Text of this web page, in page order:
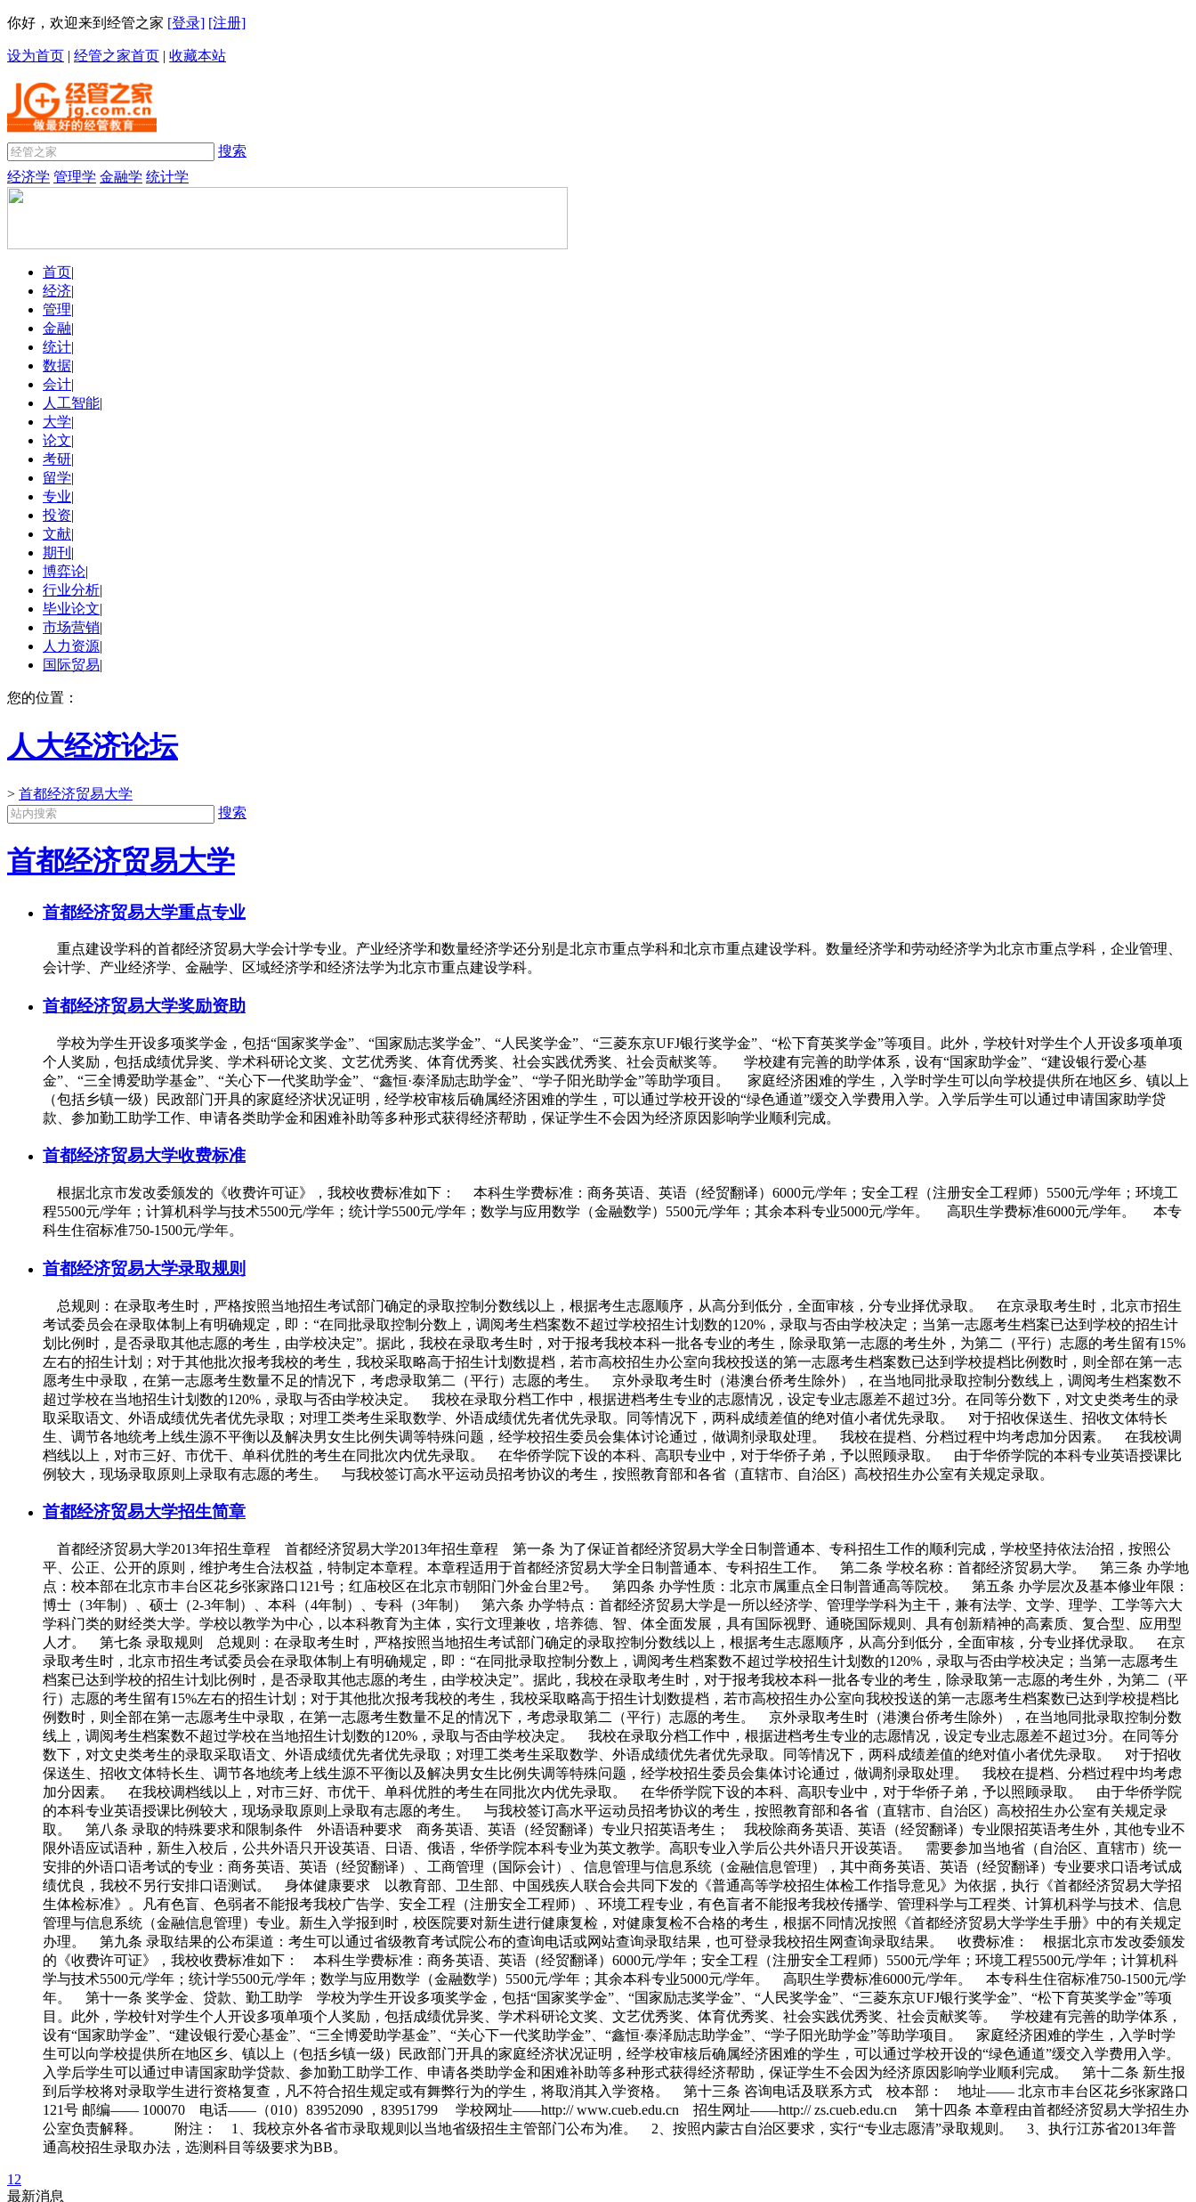
你好，欢迎来到经管之家 [登录] [注册]
设为首页 | 经管之家首页 | 收藏本站
搜索
经济学 管理学 金融学 统计学
首页|
经济|
管理|
金融|
统计|
数据|
会计|
人工智能|
大学|
论文|
考研|
留学|
专业|
投资|
文献|
期刊 |
博弈论|
行业分析|
毕业论文|
市场营销|
人力资源|
国际贸易|
您的位置：
人大经济论坛
> 首都经济贸易大学
搜索
首都经济贸易大学
首都经济贸易大学重点专业
重点建设学科的首都经济贸易大学会计学专业。产业经济学和数量经济学还分别是北京市重点学科和北京市重点建设学科。数量经济学和劳动经济学为北京市重点学科，企业管理、
会计学、产业经济学、金融学、区域经济学和经济法学为北京市重点建设学科。
首都经济贸易大学奖励资助
学校为学生开设多项奖学金，包括“国家奖学金”、“国家励志奖学金”、“人民奖学金”、“三菱东京UFJ银行奖学金”、“松下育英奖学金”等项目。此外，学校针对学生个人开设多项单项
个人奖励，包括成绩优异奖、学术科研论文奖、文艺优秀奖、体育优秀奖、社会实践优秀奖、社会贡献奖等。 学校建有完善的助学体系，设有“国家助学金”、“建设银行爱心基
金”、“三全博爱助学基金”、“关心下一代奖助学金”、“鑫恒·泰泽励志助学金”、“学子阳光助学金”等助学项目。 家庭经济困难的学生，入学时学生可以向学校提供所在地区乡、镇以上
（包括乡镇一级）民政部门开具的家庭经济状况证明，经学校审核后确属经济困难的学生，可以通过学校开设的“绿色通道”缓交入学费用入学。入学后学生可以通过申请国家助学贷
款、参加勤工助学工作、申请各类助学金和困难补助等多种形式获得经济帮助，保证学生不会因为经济原因影响学业顺利完成。
首都经济贸易大学收费标准
根据北京市发改委颁发的《收费许可证》，我校收费标准如下： 本科生学费标准：商务英语、英语（经贸翻译）6000元/学年；安全工程（注册安全工程师）5500元/学年；环境工
程5500元/学年；计算机科学与技术5500元/学年；统计学5500元/学年；数学与应用数学（金融数学）5500元/学年；其余本科专业5000元/学年。 高职生学费标准6000元/学年。 本专
科生住宿标准750-1500元/学年。
首都经济贸易大学录取规则
总规则：在录取考生时，严格按照当地招生考试部门确定的录取控制分数线以上，根据考生志愿顺序，从高分到低分，全面审核，分专业择优录取。 在京录取考生时，北京市招生
考试委员会在录取体制上有明确规定，即：“在同批录取控制分数上，调阅考生档案数不超过学校招生计划数的120%，录取与否由学校决定；当第一志愿考生档案已达到学校的招生计
划比例时，是否录取其他志愿的考生，由学校决定”。据此，我校在录取考生时，对于报考我校本科一批各专业的考生，除录取第一志愿的考生外，为第二（平行）志愿的考生留有15%
左右的招生计划；对于其他批次报考我校的考生，我校采取略高于招生计划数提档，若市高校招生办公室向我校投送的第一志愿考生档案数已达到学校提档比例数时，则全部在第一志
愿考生中录取，在第一志愿考生数量不足的情况下，考虑录取第二（平行）志愿的考生。 京外录取考生时（港澳台侨考生除外），在当地同批录取控制分数线上，调阅考生档案数不
超过学校在当地招生计划数的120%，录取与否由学校决定。 我校在录取分档工作中，根据进档考生专业的志愿情况，设定专业志愿差不超过3分。在同等分数下，对文史类考生的录
取采取语文、外语成绩优先者优先录取；对理工类考生采取数学、外语成绩优先者优先录取。同等情况下，两科成绩差值的绝对值小者优先录取。 对于招收保送生、招收文体特长
生、调节各地统考上线生源不平衡以及解决男女生比例失调等特殊问题，经学校招生委员会集体讨论通过，做调剂录取处理。 我校在提档、分档过程中均考虑加分因素。 在我校调
档线以上，对市三好、市优干、单科优胜的考生在同批次内优先录取。 在华侨学院下设的本科、高职专业中，对于华侨子弟，予以照顾录取。 由于华侨学院的本科专业英语授课比
例较大，现场录取原则上录取有志愿的考生。 与我校签订高水平运动员招考协议的考生，按照教育部和各省（直辖市、自治区）高校招生办公室有关规定录取。
首都经济贸易大学招生简章
首都经济贸易大学2013年招生章程 首都经济贸易大学2013年招生章程 第一条 为了保证首都经济贸易大学全日制普通本、专科招生工作的顺利完成，学校坚持依法治招，按照公
平、公正、公开的原则，维护考生合法权益，特制定本章程。本章程适用于首都经济贸易大学全日制普通本、专科招生工作。 第二条 学校名称：首都经济贸易大学。 第三条 办学地
点：校本部在北京市丰台区花乡张家路口121号；红庙校区在北京市朝阳门外金台里2号。 第四条 办学性质：北京市属重点全日制普通高等院校。 第五条 办学层次及基本修业年限：
博士（3年制）、硕士（2-3年制）、本科（4年制）、专科（3年制） 第六条 办学特点：首都经济贸易大学是一所以经济学、管理学学科为主干，兼有法学、文学、理学、工学等六大
学科门类的财经类大学。学校以教学为中心，以本科教育为主体，实行文理兼收，培养德、智、体全面发展，具有国际视野、通晓国际规则、具有创新精神的高素质、复合型、应用型
人才。 第七条 录取规则 总规则：在录取考生时，严格按照当地招生考试部门确定的录取控制分数线以上，根据考生志愿顺序，从高分到低分，全面审核，分专业择优录取。 在京
录取考生时，北京市招生考试委员会在录取体制上有明确规定，即：“在同批录取控制分数上，调阅考生档案数不超过学校招生计划数的120%，录取与否由学校决定；当第一志愿考生
档案已达到学校的招生计划比例时，是否录取其他志愿的考生，由学校决定”。据此，我校在录取考生时，对于报考我校本科一批各专业的考生，除录取第一志愿的考生外，为第二（平
行）志愿的考生留有15%左右的招生计划；对于其他批次报考我校的考生，我校采取略高于招生计划数提档，若市高校招生办公室向我校投送的第一志愿考生档案数已达到学校提档比
例数时，则全部在第一志愿考生中录取，在第一志愿考生数量不足的情况下，考虑录取第二（平行）志愿的考生。 京外录取考生时（港澳台侨考生除外），在当地同批录取控制分数
线上，调阅考生档案数不超过学校在当地招生计划数的120%，录取与否由学校决定。 我校在录取分档工作中，根据进档考生专业的志愿情况，设定专业志愿差不超过3分。在同等分
数下，对文史类考生的录取采取语文、外语成绩优先者优先录取；对理工类考生采取数学、外语成绩优先者优先录取。同等情况下，两科成绩差值的绝对值小者优先录取。 对于招收
保送生、招收文体特长生、调节各地统考上线生源不平衡以及解决男女生比例失调等特殊问题，经学校招生委员会集体讨论通过，做调剂录取处理。 我校在提档、分档过程中均考虑
加分因素。 在我校调档线以上，对市三好、市优干、单科优胜的考生在同批次内优先录取。 在华侨学院下设的本科、高职专业中，对于华侨子弟，予以照顾录取。 由于华侨学院
的本科专业英语授课比例较大，现场录取原则上录取有志愿的考生。 与我校签订高水平运动员招考协议的考生，按照教育部和各省（直辖市、自治区）高校招生办公室有关规定录
取。 第八条 录取的特殊要求和限制条件 外语语种要求 商务英语、英语（经贸翻译）专业只招英语考生； 我校除商务英语、英语（经贸翻译）专业限招英语考生外，其他专业不
限外语应试语种，新生入校后，公共外语只开设英语、日语、俄语，华侨学院本科专业为英文教学。高职专业入学后公共外语只开设英语。 需要参加当地省（自治区、直辖市）统一
安排的外语口语考试的专业：商务英语、英语（经贸翻译）、工商管理（国际会计）、信息管理与信息系统（金融信息管理），其中商务英语、英语（经贸翻译）专业要求口语考试成
绩优良，我校不另行安排口语测试。 身体健康要求 以教育部、卫生部、中国残疾人联合会共同下发的《普通高等学校招生体检工作指导意见》为依据，执行《首都经济贸易大学招
生体检标准》。凡有色盲、色弱者不能报考我校广告学、安全工程（注册安全工程师）、环境工程专业，有色盲者不能报考我校传播学、管理科学与工程类、计算机科学与技术、信息
管理与信息系统（金融信息管理）专业。新生入学报到时，校医院要对新生进行健康复检，对健康复检不合格的考生，根据不同情况按照《首都经济贸易大学学生手册》中的有关规定
办理。 第九条 录取结果的公布渠道：考生可以通过省级教育考试院公布的查询电话或网站查询录取结果，也可登录我校招生网查询录取结果。 收费标准： 根据北京市发改委颁发
的《收费许可证》，我校收费标准如下： 本科生学费标准：商务英语、英语（经贸翻译）6000元/学年；安全工程（注册安全工程师）5500元/学年；环境工程5500元/学年；计算机科
学与技术5500元/学年；统计学5500元/学年；数学与应用数学（金融数学）5500元/学年；其余本科专业5000元/学年。 高职生学费标准6000元/学年。 本专科生住宿标准750-1500元/学
年。 第十一条 奖学金、贷款、勤工助学 学校为学生开设多项奖学金，包括“国家奖学金”、“国家励志奖学金”、“人民奖学金”、“三菱东京UFJ银行奖学金”、“松下育英奖学金”等项
目。此外，学校针对学生个人开设多项单项个人奖励，包括成绩优异奖、学术科研论文奖、文艺优秀奖、体育优秀奖、社会实践优秀奖、社会贡献奖等。 学校建有完善的助学体系，
设有“国家助学金”、“建设银行爱心基金”、“三全博爱助学基金”、“关心下一代奖助学金”、“鑫恒·泰泽励志助学金”、“学子阳光助学金”等助学项目。 家庭经济困难的学生，入学时学
生可以向学校提供所在地区乡、镇以上（包括乡镇一级）民政部门开具的家庭经济状况证明，经学校审核后确属经济困难的学生，可以通过学校开设的“绿色通道”缓交入学费用入学。
入学后学生可以通过申请国家助学贷款、参加勤工助学工作、申请各类助学金和困难补助等多种形式获得经济帮助，保证学生不会因为经济原因影响学业顺利完成。 第十二条 新生报
到后学校将对录取学生进行资格复查，凡不符合招生规定或有舞弊行为的学生，将取消其入学资格。 第十三条 咨询电话及联系方式 校本部： 地址—— 北京市丰台区花乡张家路口
121号 邮编—— 100070 电话——（010）83952090 ，83951799 学校网址——http:// www.cueb.edu.cn 招生网址——http:// zs.cueb.edu.cn 第十四条 本章程由首都经济贸易大学招生办
公室负责解释。 附注： 1、我校京外各省市录取规则以当地省级招生主管部门公布为准。 2、按照内蒙古自治区要求，实行“专业志愿清”录取规则。 3、执行江苏省2013年普
通高校招生录取办法，选测科目等级要求为BB。
1 2
最新消息